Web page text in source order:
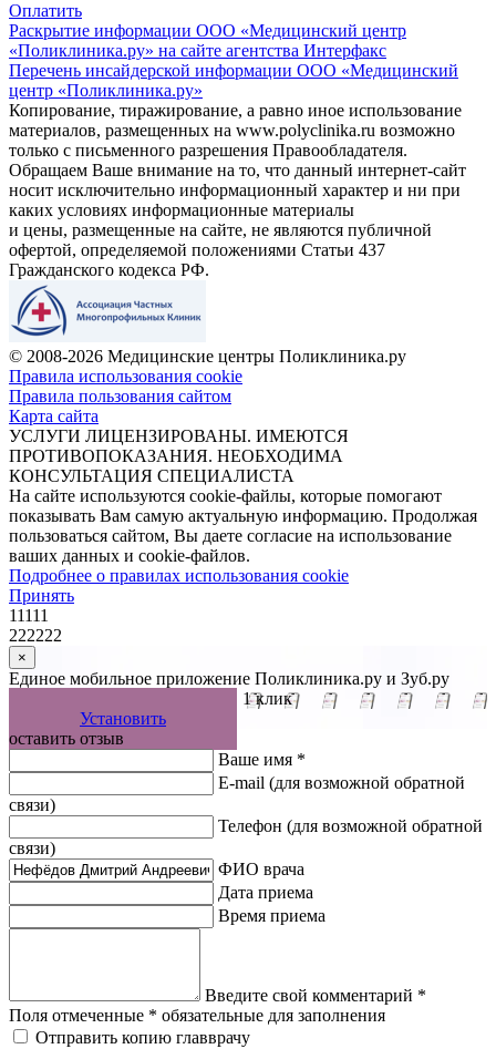
Оплатить
Раскрытие информации ООО «Медицинский центр
«Поликлиника.ру» на сайте агентства Интерфакс
Перечень инсайдерской информации ООО «Медицинский
центр «Поликлиника.ру»
Копирование, тиражирование, а равно иное использование
материалов, размещенных на www.polyclinika.ru возможно
только с письменного разрешения Правообладателя.
Обращаем Ваше внимание на то, что данный интернет-сайт
носит исключительно информационный характер и ни при
каких условиях информационные материалы
и цены, размещенные на сайте, не являются публичной
офертой, определяемой положениями Статьи 437
Гражданского кодекса РФ.
© 2008-2026 Медицинские центры Поликлиника.ру
Правила использования cookie
Правила пользования сайтом
Карта сайта
УСЛУГИ ЛИЦЕНЗИРОВАНЫ. ИМЕЮТСЯ
ПРОТИВОПОКАЗАНИЯ. НЕОБХОДИМА
КОНСУЛЬТАЦИЯ СПЕЦИАЛИСТА
На сайте используются cookie-файлы, которые помогают
показывать Вам самую актуальную информацию. Продолжая
пользоваться сайтом, Вы даете согласие на использование
ваших данных и cookie-файлов.
Подробнее о правилах использования cookie
Принять
11111
222222
×
Единое мобильное приложение Поликлиника.ру и Зуб.ру
Управляйте записью к врачу в 1 клик
Установить
оставить отзыв
Ваше имя *
E-mail (для возможной обратной
связи)
Телефон (для возможной обратной
связи)
ФИО врача
Дата приема
Время приема
Введите свой комментарий *
Поля отмеченные * обязательные для заполнения
Отправить копию главврачу